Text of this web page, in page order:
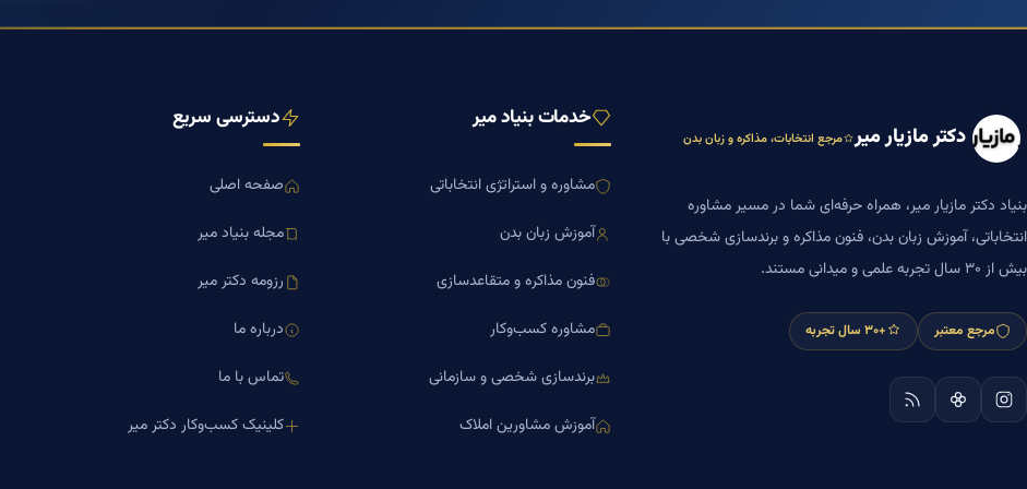
دکتر مازیار میر مرجع انتخابات، مذاکره و زبان بدن
بنیاد دکتر مازیار میر، همراه حرفه‌ای شما در مسیر مشاوره
انتخاباتی، آموزش زبان بدن، فنون مذاکره و برندسازی شخصی با
بیش از ۳۰ سال تجربه علمی و میدانی مستند.
مرجع معتبر +۳۰ سال تجربه
خدمات بنیاد میر
مشاوره و استراتژی انتخاباتی
آموزش زبان بدن
فنون مذاکره و متقاعدسازی
مشاوره کسب‌وکار
برندسازی شخصی و سازمانی
آموزش مشاورین املاک
دسترسی سریع
صفحه اصلی
مجله بنیاد میر
رزومه دکتر میر
درباره ما
تماس با ما
کلینیک کسب‌وکار دکتر میر